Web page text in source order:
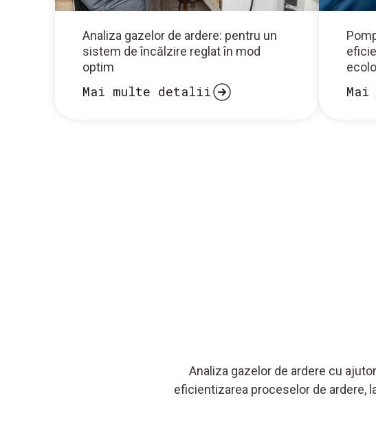
Analiza gazelor de ardere: pentru un
sistem de încălzire reglat în mod
optim
Mai multe detalii
Analiza gazelor de ardere cu
eficientizarea proceselor de ardere,